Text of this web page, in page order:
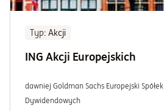
Typ: Akcji
ING Akcji Europejskich
dawniej Goldman Sachs Europejski Spółek
Dywidendowych